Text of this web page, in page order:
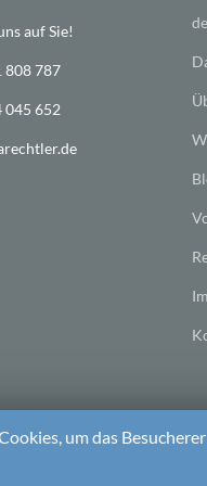
auf Sie!
808 787
045 652
um das